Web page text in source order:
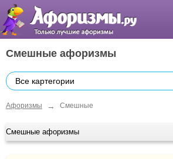
Смешные афоризмы
Все картегории
Афоризмы → Смешные
Смешные афоризмы